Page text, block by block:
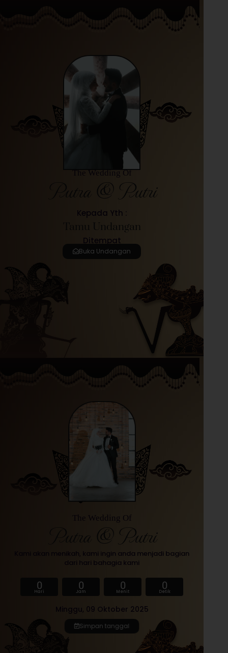
The Wedding Of
Putra & Putri
Kepada Yth :
Tamu Undangan
Ditempat
Buka Undangan
The Wedding Of
Putra & Putri
Kami akan menikah, kami ingin anda menjadi bagian
dari hari bahagia kami
0
Hari
0
Jam
0
Menit
0
Detik
Minggu, 09 Oktober 2025
Simpan tanggal